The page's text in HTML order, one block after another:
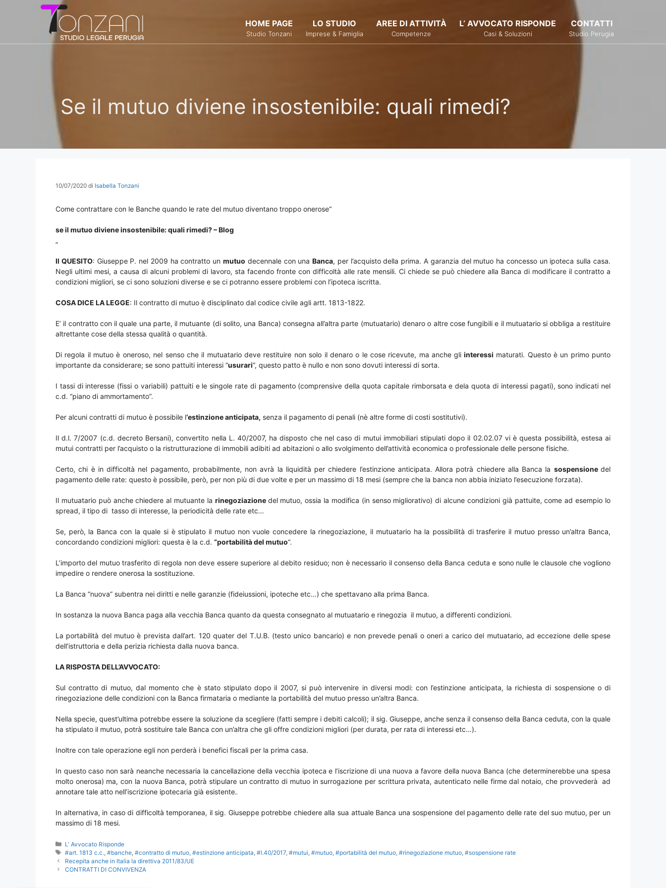
HOME PAGE
Studio Tonzani
LO STUDIO
Imprese & Famiglia
AREE DI ATTIVITÀ
Competenze
L’ AVVOCATO RISPONDE
Casi & Soluzioni
CONTATTI
Studio Perugia
Se il mutuo diviene insostenibile: quali rimedi?
10/07/2020 di Isabella Tonzani
Come contrattare con le Banche quando le rate del mutuo diventano troppo onerose“
se il mutuo diviene insostenibile: quali rimedi? – Blog
„
Il QUESITO: Giuseppe P. nel 2009 ha contratto unmutuo decennale con unaBanca, per l’acquisto della prima. A garanzia del mutuo ha concesso un ipoteca sulla casa.
Negli ultimi mesi, a causa di alcuni problemi di lavoro, sta facendo fronte con difficoltà alle rate mensili. Ci chiede se può chiedere alla Banca di modificare il contratto a
condizioni migliori, se ci sono soluzioni diverse e se ci potranno essere problemi con l’ipoteca iscritta.
COSA DICE LA LEGGE: Il contratto di mutuo è disciplinato dal codice civile agli artt. 1813-1822.
E’ il contratto con il quale una parte, il mutuante (di solito, una Banca) consegna all’altra parte (mutuatario) denaro o altre cose fungibili e il mutuatario si obbliga a restituire
altrettante cose della stessa qualità o quantità.
Di regola il mutuo è oneroso, nel senso che il mutuatario deve restituire non solo il denaro o le cose ricevute, ma anche gli interessi maturati. Questo è un primo punto
importante da considerare; se sono pattuiti interessi “usurari“, questo patto è nullo e non sono dovuti interessi di sorta.
I tassi di interesse (fissi o variabili) pattuiti e le singole rate di pagamento (comprensive della quota capitale rimborsata e dela quota di interessi pagati), sono indicati nel
c.d. “piano di ammortamento”.
Per alcuni contratti di mutuo è possibile l‘estinzione anticipata, senza il pagamento di penali (nè altre forme di costi sostitutivi).
Il d.l. 7/2007 (c.d. decreto Bersani), convertito nella L. 40/2007, ha disposto che nel caso di mutui immobiliari stipulati dopo il 02.02.07 vi è questa possibilità, estesa ai
mutui contratti per l’acquisto o la ristrutturazione di immobili adibiti ad abitazioni o allo svolgimento dell’attività economica o professionale delle persone fisiche.
Certo, chi è in difficoltà nel pagamento, probabilmente, non avrà la liquidità per chiedere l’estinzione anticipata. Allora potrà chiedere alla Banca la sospensionedel
pagamento delle rate: questo è possibile, però, per non più di due volte e per un massimo di 18 mesi (sempre che la banca non abbia iniziato l’esecuzione forzata).
Il mutuatario può anche chiedere al mutuante la rinegoziazione del mutuo, ossia la modifica (in senso migliorativo) di alcune condizioni già pattuite, come ad esempio lo
spread, il tipo di tasso di interesse, la periodicità delle rate etc…
Se, però, la Banca con la quale si è stipulato il mutuo non vuole concedere la rinegoziazione, il mutuatario ha la possibilità di trasferire il mutuo presso un’altra Banca,
concordando condizioni migliori: questa è la c.d. “portabilità del mutuo“.
L’importo del mutuo trasferito di regola non deve essere superiore al debito residuo; non è necessario il consenso della Banca ceduta e sono nulle le clausole che vogliono
impedire o rendere onerosa la sostituzione.
La Banca “nuova” subentra nei diritti e nelle garanzie (fideiussioni, ipoteche etc…) che spettavano alla prima Banca.
In sostanza la nuova Banca paga alla vecchia Banca quanto da questa consegnato al mutuatario e rinegozia il mutuo, a differenti condizioni.
La portabilità del mutuo è prevista dall’art. 120 quater del T.U.B. (testo unico bancario) e non prevede penali o oneri a carico del mutuatario, ad eccezione delle spese
dell’istruttoria e della perizia richiesta dalla nuova banca.
LA RISPOSTA DELL’AVVOCATO:
Sul contratto di mutuo, dal momento che è stato stipulato dopo il 2007, si può intervenire in diversi modi: con l’estinzione anticipata, la richiesta di sospensione o di
rinegoziazione delle condizioni con la Banca firmataria o mediante la portabilità del mutuo presso un’altra Banca.
Nella specie, quest’ultima potrebbe essere la soluzione da scegliere (fatti sempre i debiti calcoli); il sig. Giuseppe, anche senza il consenso della Banca ceduta, con la quale
ha stipulato il mutuo, potrà sostituire tale Banca con un’altra che gli offre condizioni migliori (per durata, per rata di interessi etc…).
Inoltre con tale operazione egli non perderà i benefici fiscali per la prima casa.
In questo caso non sarà neanche necessaria la cancellazione della vecchia ipoteca e l’iscrizione di una nuova a favore della nuova Banca (che determinerebbe una spesa
molto onerosa) ma, con la nuova Banca, potrà stipulare un contratto di mutuo in surrogazione per scrittura privata, autenticato nelle firme dal notaio, che provvederà ad
annotare tale atto nell’iscrizione ipotecaria già esistente.
In alternativa, in caso di difficoltà temporanea, il sig. Giuseppe potrebbe chiedere alla sua attuale Banca una sospensione del pagamento delle rate del suo mutuo, per un
massimo di 18 mesi.
Categorie
L' Avvocato Risponde
Tag
#art. 1813 c.c. ,#banche ,#contratto di mutuo ,#estinzione anticipata ,#l.40/2017 ,#mutui ,#mutuo ,#portabilità del mutuo ,#rinegoziazione mutuo ,#sospensione rate
Recepita anche in Italia la direttiva 2011/83/UE
CONTRATTI DI CONVIVENZA